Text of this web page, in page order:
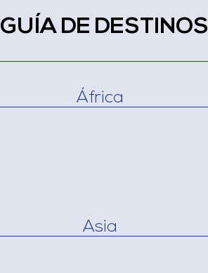
GUÍA DE DESTINOS
África
Asia